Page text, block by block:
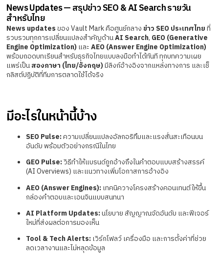
News Updates — สรุปข่าว SEO & AI Search รายวัน
สำหรับไทย
News updatesของ Vault Mark คือศูนย์กลาง ข่าว SEO ประเทศไทยที่
รวบรวมทุกการเปลี่ยนแปลงสำคัญด้านAI Search, GEO (Generative
Engine Optimization)และAEO (Answer Engine Optimization)
พร้อมถอดบทเรียนสำหรับธุรกิจไทยแบบลงมือทำได้ทันที ทุกบทความเผย
แพร่เป็นสองภาษา (ไทย/อังกฤษ)มีลิงก์อ้างอิงจากแหล่งทางการ และเช็
กลิสต์ปฏิบัติที่ทีมการตลาดใช้ได้จริง
มีอะไรในหน้านี้บ้าง
SEO Pulse:ความเปลี่ยนแปลงอัลกอริทึมและแรงสั่นสะเทือนบน
อันดับ พร้อมตัวอย่างกรณีในไทย
GEO Pulse:วิธีทำให้แบรนด์ถูกอ้างถึงในคำตอบแบบสร้างสรรค์
(AI Overviews) และแนวทางเพิ่มโอกาสการอ้างอิง
AEO (Answer Engines):เทคนิควางโครงสร้างคอนเทนต์ให้ขึ้น
กล่องคำตอบและเอนจินแบบสนทนา
AI Platform Updates:นโยบาย สัญญาณจัดอันดับ และฟีเจอร์
ใหม่ที่ส่งผลต่อการมองเห็น
Tool & Tech Alerts:เวิร์กโฟลว์ เครื่องมือ และการตั้งค่าที่ช่วย
ลดเวลางานและไม่หลุดข้อมูล